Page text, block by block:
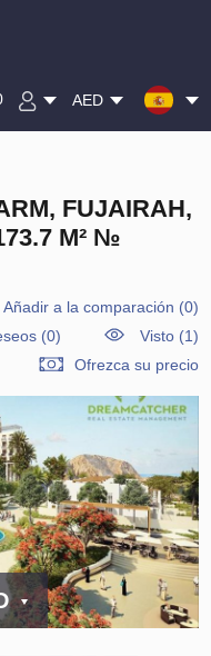
AED
FUJAIRAH,
M² №
Añadir a la comparación (0)
(0)
Visto (1)
Ofrezca su precio